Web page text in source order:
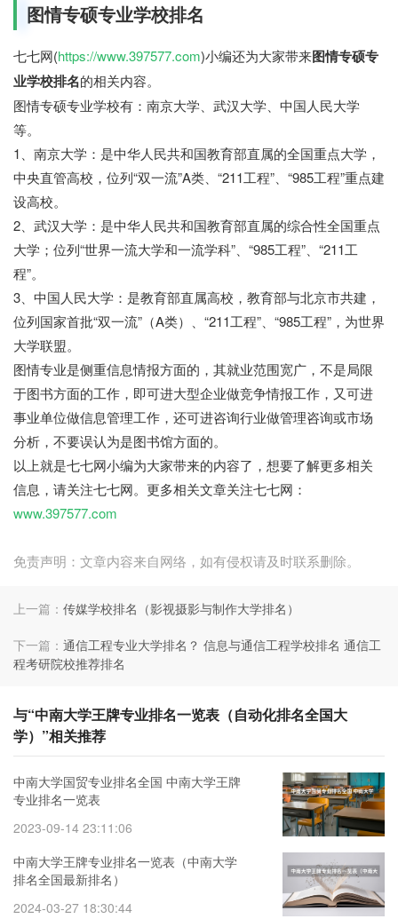
图情专硕专业学校排名
七七网(https://www.397577.com)小编还为大家带来图情专硕专
业学校排名的相关内容。
图情专硕专业学校有：南京大学、武汉大学、中国人民大学
等。
1、南京大学：是中华人民共和国教育部直属的全国重点大学，
中央直管高校，位列“双一流”A类、“211工程”、“985工程”重点建
设高校。
2、武汉大学：是中华人民共和国教育部直属的综合性全国重点
大学；位列“世界一流大学和一流学科”、“985工程”、“211工
程”。
3、中国人民大学：是教育部直属高校，教育部与北京市共建，
位列国家首批“双一流”（A类）、“211工程”、“985工程”，为世界
大学联盟。
图情专业是侧重信息情报方面的，其就业范围宽广，不是局限
于图书方面的工作，即可进大型企业做竞争情报工作，又可进
事业单位做信息管理工作，还可进咨询行业做管理咨询或市场
分析，不要误认为是图书馆方面的。
以上就是七七网小编为大家带来的内容了，想要了解更多相关
信息，请关注七七网。更多相关文章关注七七网：
www.397577.com
免责声明：文章内容来自网络，如有侵权请及时联系删除。
上一篇： 传媒学校排名（影视摄影与制作大学排名）
下一篇： 通信工程专业大学排名？ 信息与通信工程学校排名 通信工
程考研院校推荐排名
与“中南大学王牌专业排名一览表（自动化排名全国大
学）”相关推荐
中南大学国贸专业排名全国 中南大学王牌
专业排名一览表
2023-09-14 23:11:06
中南大学王牌专业排名一览表（中南大学
排名全国最新排名）
2024-03-27 18:30:44